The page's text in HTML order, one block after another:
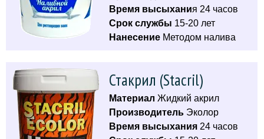
Время высыхания 24 часов
Срок службы 15-20 лет
Нанесение Методом налива
Стакрил (Stacril)
Материал Жидкий акрил
Производитель Эколор
Время высыхания 24 часов